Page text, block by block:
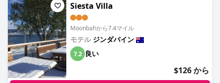
Siesta Villa
Moonbahから7.4マイル
モテル ジンダバイン
7.2 良い
$126 から